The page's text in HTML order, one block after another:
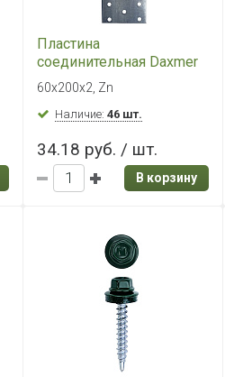
Пластина
соединительная Daxmer
60х200х2, Zn, PS
60х200х2, Zn
Наличие:46 шт.
34.18 руб. / шт.
В корзину